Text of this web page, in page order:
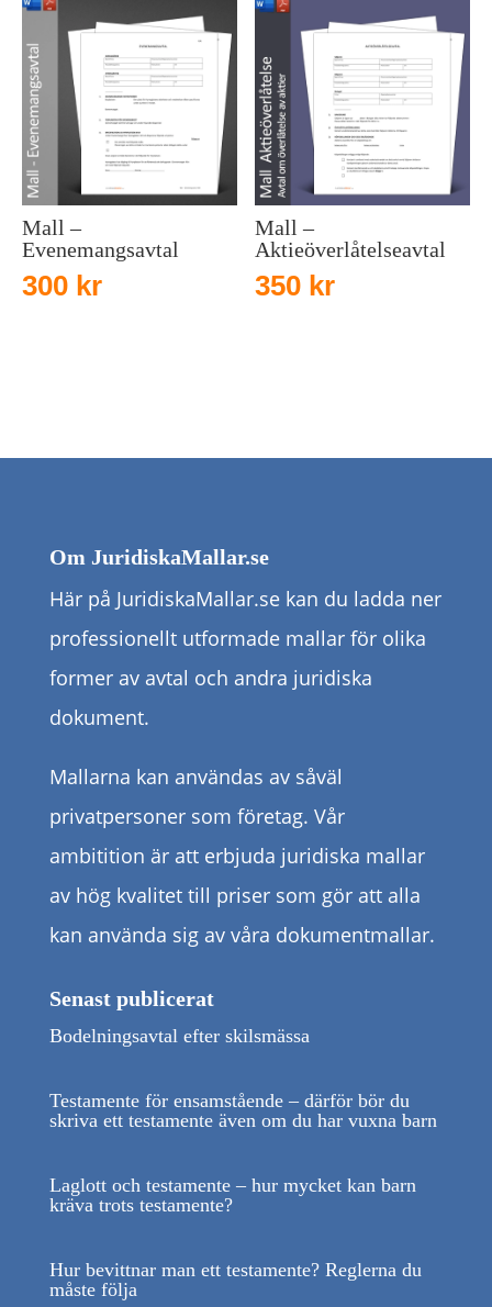
Mall –
Evenemangsavtal
300 kr
Mall –
Aktieöverlåtelseavtal
350 kr
Om JuridiskaMallar.se
Här på JuridiskaMallar.se kan du ladda ner
professionellt utformade mallar för olika
former av avtal och andra juridiska
dokument.
Mallarna kan användas av såväl
privatpersoner som företag. Vår
ambitition är att erbjuda juridiska mallar
av hög kvalitet till priser som gör att alla
kan använda sig av våra dokumentmallar.
Senast publicerat
Bodelningsavtal efter skilsmässa
Testamente för ensamstående – därför bör du
skriva ett testamente även om du har vuxna barn
Laglott och testamente – hur mycket kan barn
kräva trots testamente?
Hur bevittnar man ett testamente? Reglerna du
måste följa